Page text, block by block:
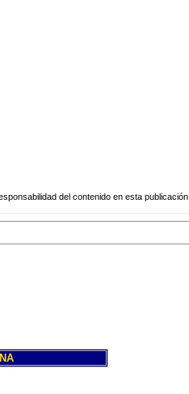
del contenido en esta publicación.